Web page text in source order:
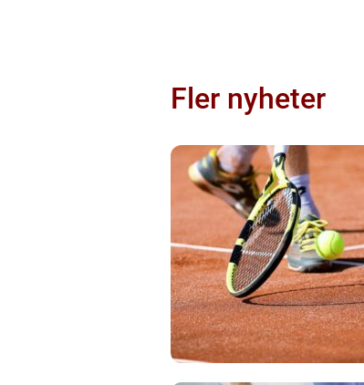
Fler nyheter